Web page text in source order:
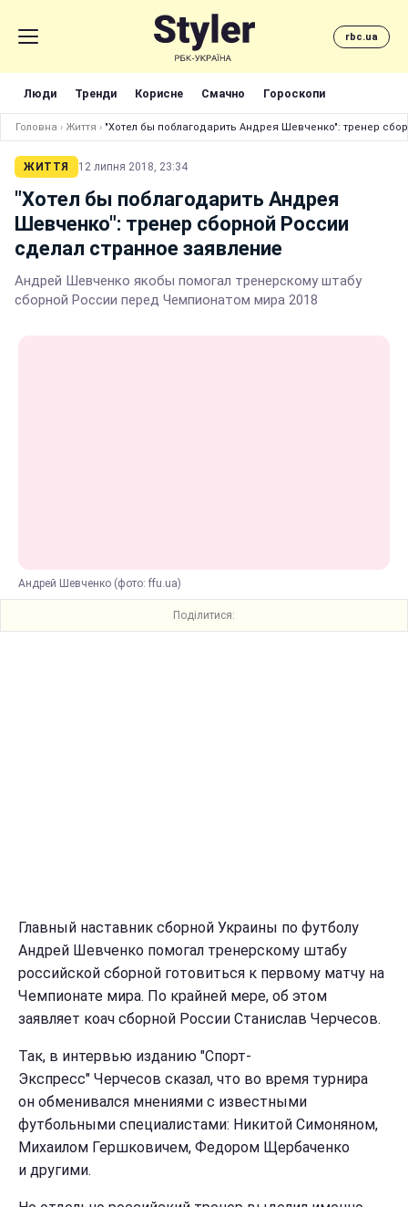
rbc.ua
Люди Тренди Корисне Смачно Гороскопи
Головна › Життя › "Хотел бы поблагодарить Андрея Шевченко": тренер
ЖИТТЯ 12 липня 2018, 23:34
"Хотел бы поблагодарить Андрея
Шевченко": тренер сборной России
сделал странное заявление
Андрей Шевченко якобы помогал тренерскому штабу
сборной России перед Чемпионатом мира 2018
Андрей Шевченко (фото: ffu.ua)
Поділитися:
Главный наставник сборной Украины по футболу
Андрей Шевченко помогал тренерскому штабу
российской сборной готовиться к первому матчу на
Чемпионате мира. По крайней мере, об этом
заявляет коач сборной России Станислав Черчесов.
Так, в интервью изданию "Спорт-
Экспресс" Черчесов сказал, что во время турнира
он обменивался мнениями с известными
футбольными специалистами: Никитой Симоняном,
Михаилом Гершковичем, Федором Щербаченко
и другими.